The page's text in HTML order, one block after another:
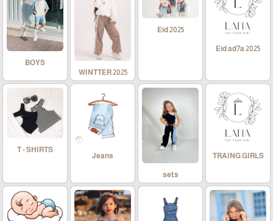
Eid ad7a 2025
Eid 2025
WINTTER 2025
BOYS
TRAING GIRLS
sets
Jeans
T - SHIRTS